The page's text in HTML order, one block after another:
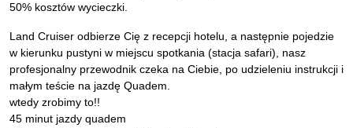
50% kosztów wycieczki.
Land Cruiser odbierze Cię z recepcji hotelu, a następnie pojedzie
w kierunku pustyni w miejscu spotkania (stacja safari), nasz
profesjonalny przewodnik czeka na Ciebie, po udzieleniu instrukcji i
małym teście na jazdę Quadem.
wtedy zrobimy to!!
45 minut jazdy quadem